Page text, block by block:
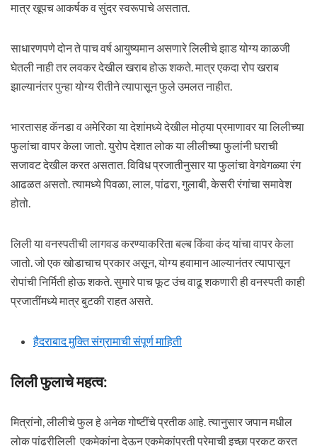
मात्र खूपच आकर्षक व सुंदर स्वरूपाचे असतात.
साधारणपणे दोन ते पाच वर्ष आयुष्यमान असणारे लिलीचे झाड योग्य काळजी
घेतली नाही तर लवकर देखील खराब होऊ शकते. मात्र एकदा रोप खराब
झाल्यानंतर पुन्हा योग्य रीतीने त्यापासून फुले उमलत नाहीत.
भारतासह कॅनडा व अमेरिका या देशांमध्ये देखील मोठ्या प्रमाणावर या लिलीच्या
फुलांचा वापर केला जातो. युरोप देशात लोक या लीलीच्या फुलांनी घराची
सजावट देखील करत असतात. विविध प्रजातीनुसार या फुलांचा वेगवेगळ्या रंग
आढळत असतो. त्यामध्ये पिवळा, लाल, पांढरा, गुलाबी, केसरी रंगांचा समावेश
होतो.
लिली या वनस्पतीची लागवड करण्याकरिता बल्ब किंवा कंद यांचा वापर केला
जातो. जो एक खोडाचाच प्रकार असून, योग्य हवामान आल्यानंतर त्यापासून
रोपांची निर्मिती होऊ शकते. सुमारे पाच फूट उंच वाढू शकणारी ही वनस्पती काही
प्रजातींमध्ये मात्र बुटकी राहत असते.
हैदराबाद मुक्ति संग्रामाची संपूर्ण माहिती
लिली फुलाचे महत्व:
मित्रांनो, लीलीचे फुल हे अनेक गोष्टींचे प्रतीक आहे. त्यानुसार जपान मधील
लोक पांढरीलिली एकमेकांना देऊन एकमेकांप्रती प्रेमाची इच्छा प्रकट करत